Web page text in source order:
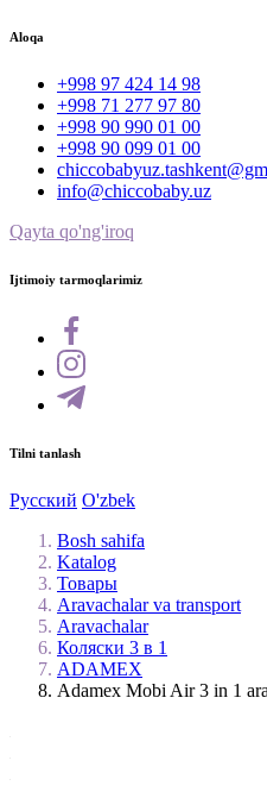
Aloqa
+998 97 424 14 98
+998 71 277 97 80
+998 90 990 01 00
+998 90 099 01 00
info@chiccobaby.uz
Qayta qo'ng'iroq
Ijtimoiy tarmoqlarimiz
Tilni tanlash
Русский O'zbek
Bosh sahifa
Katalog
Товары
Aravachalar va transport
Aravachalar
Коляски 3 в 1
ADAMEX
Adamex Mobi Air 3 in 1